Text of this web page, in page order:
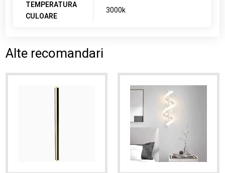
TEMPERATURA
CULOARE
3000k
Alte recomandari